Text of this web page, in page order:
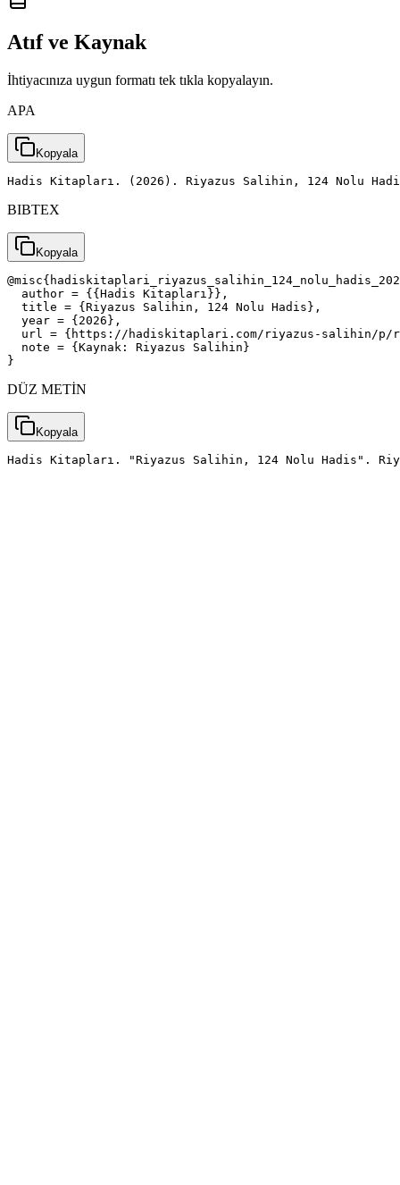
Atıf ve Kaynak
İhtiyacınıza uygun formatı tek tıkla kopyalayın.
APA
Kopyala
Hadis Kitapları. (2026). Riyazus Salihin, 124 Nolu
BIBTEX
Kopyala
  author = {{Hadis Kitapları}},
  title = {Riyazus Salihin, 124 Nolu Hadis},
  year = {2026},
url = {https://hadiskitaplari.com/riyazus-salihin/
  note = {Kaynak: Riyazus Salihin}
}
DÜZ METİN
Kopyala
Hadis Kitapları. "Riyazus Salihin, 124 Nolu Hadis".